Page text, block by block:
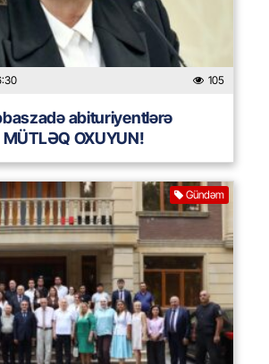
105
abituriyentlərə
MÜTLƏQ OXUYUN!
Gündəm